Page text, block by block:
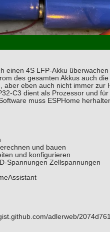
einen 4S LFP-Akku
des gesamten Akkus auch
aber eben auch nicht immer zur
C3 dient als Prozessor und
muss ESPHome
und bauen
und konfigurieren
Spannungen Zellspannungen
adlerweb/